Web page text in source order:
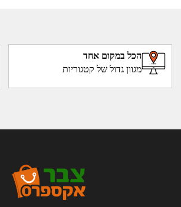
הכל במקום אחד
מגוון גדול של קטגוריות